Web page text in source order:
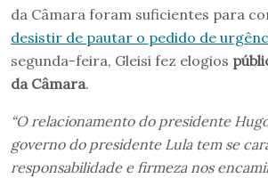
da Câmara foram suficientes para
desistir de pautar o pedido de
segunda-feira, Gleisi fez elogios
da Câmara.
“O relacionamento do presidente
governo do presidente Lula tem se
responsabilidade e firmeza nos